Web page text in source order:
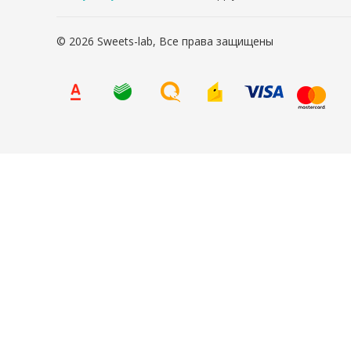
© 2026 Sweets-lab, Все права защищены